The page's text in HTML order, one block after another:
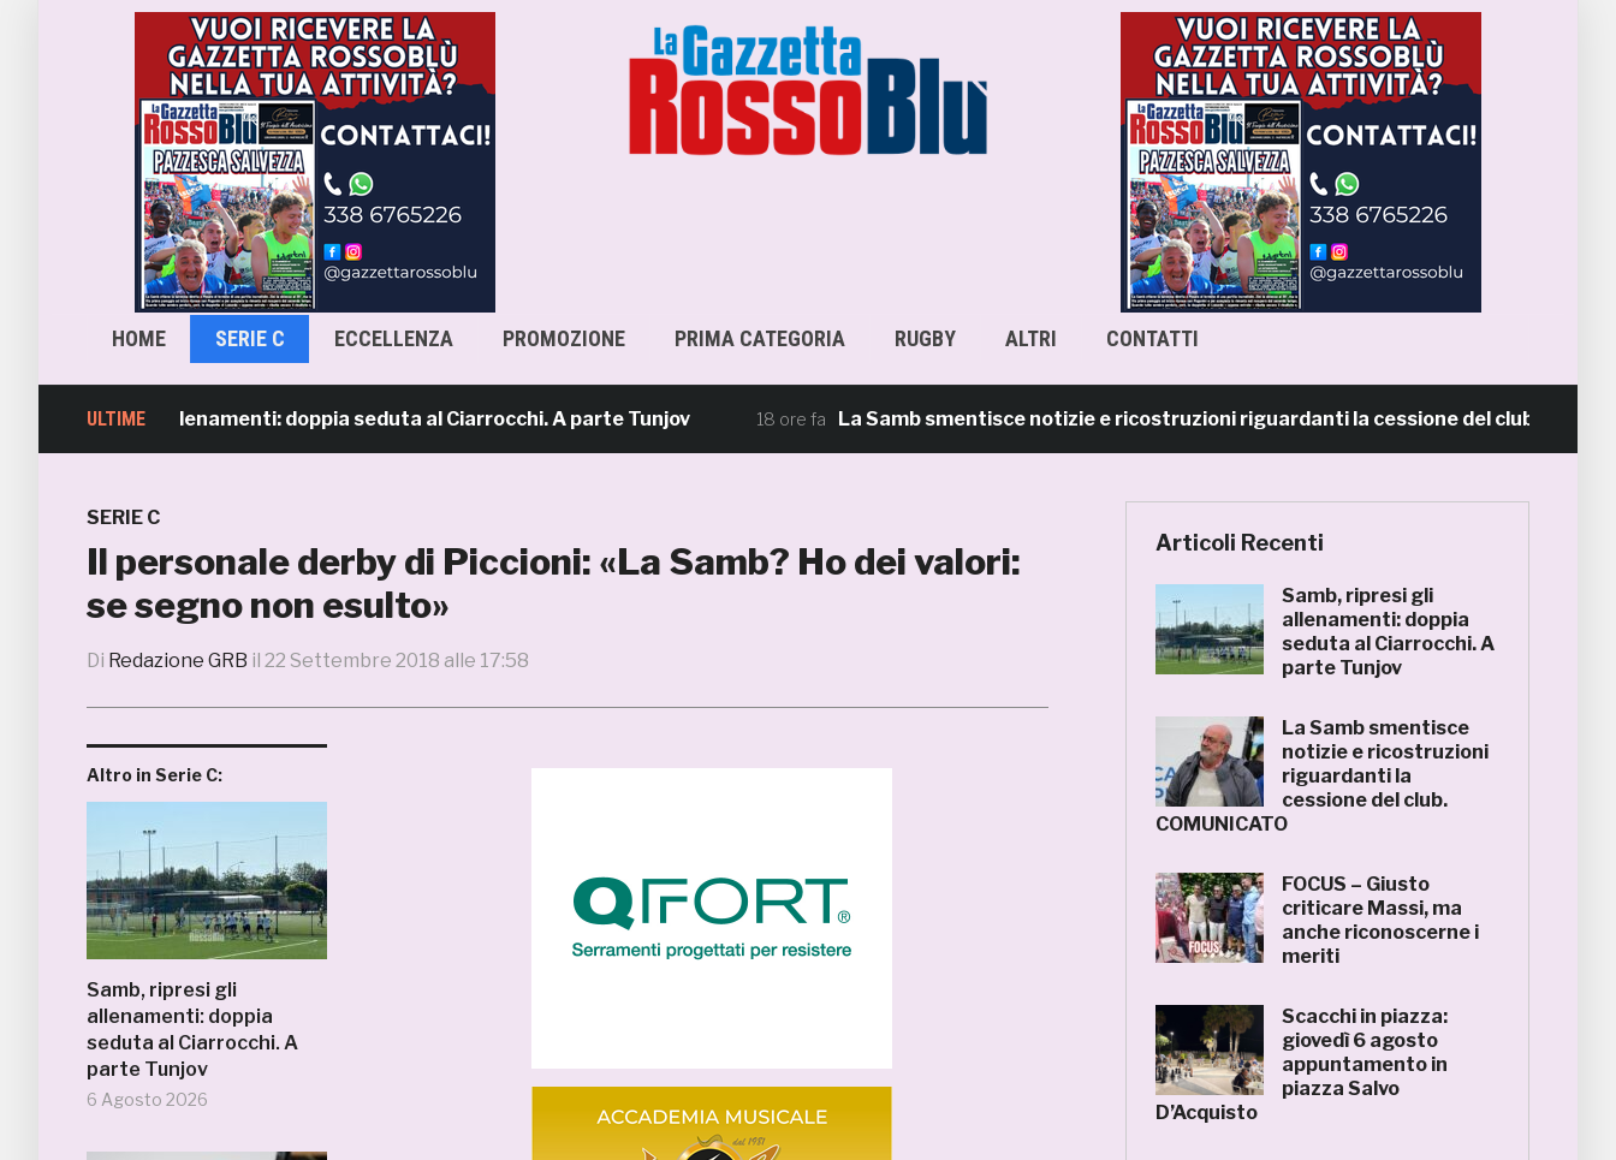
HOME SERIE C ECCELLENZA PROMOZIONE PRIMA CATEGORIA RUGBY ALTRI CONTATTI
ULTIME
ripresi gli allenamenti: doppia seduta al Ciarrocchi. A parte Tunjov 18 ore fa La Samb smentisce notizie e ricostruzioni riguardanti la cessione del club. COMUNICATO
SERIE C
Il personale derby di Piccioni: «La Samb? Ho dei valori:
se segno non esulto»
Di Redazione GRB il 22 Settembre 2018 alle 17:58
Altro in Serie C:
Samb, ripresi gli
allenamenti: doppia
seduta al Ciarrocchi. A
parte Tunjov
6 Agosto 2026
Articoli Recenti
Samb, ripresi gli
allenamenti: doppia
seduta al Ciarrocchi. A
parte Tunjov
La Samb smentisce
notizie e ricostruzioni
riguardanti la
cessione del club.
COMUNICATO
FOCUS – Giusto
criticare Massi, ma
anche riconoscerne i
meriti
Scacchi in piazza:
giovedì 6 agosto
appuntamento in
piazza Salvo
D’Acquisto